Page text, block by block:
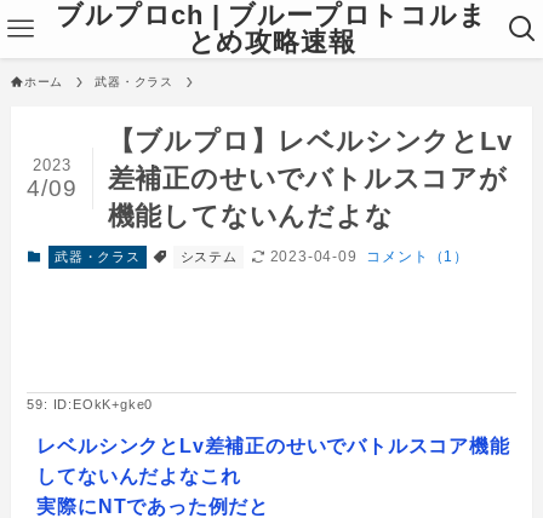
ブルプロch | ブループロトコルま
とめ攻略速報
ホーム 武器・クラス
【ブルプロ】レベルシンクとLv
差補正のせいでバトルスコアが
機能してないんだよな
2023
4/09
武器・クラス システム 2023-04-09 コメント（1）
59: ID:EOkK+gke0
レベルシンクとLv差補正のせいでバトルスコア機能
してないんだよなこれ
実際にNTであった例だと